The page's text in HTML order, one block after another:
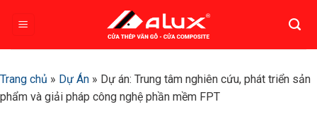
Trang chủ » Dự Án » Dự án: Trung tâm nghiên cứu, phát triển sản
phẩm và giải pháp công nghệ phần mềm FPT